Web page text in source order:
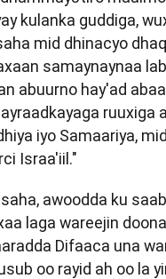
kulanka guddiga,
mid dhinacyo
samaynaynaa
abuurno hay'ad
ruuxiga
iyo Samaariya,
Israa'iil."
awoodda ku
laga wareejin
Difaaca una
oo rayid ah oo la